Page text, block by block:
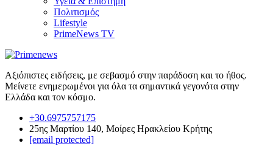
Πολιτισμός
Lifestyle
PrimeNews TV
Αξιόπιστες ειδήσεις, με σεβασμό στην παράδοση και το ήθος.
Μείνετε ενημερωμένοι για όλα τα σημαντικά γεγονότα στην
Ελλάδα και τον κόσμο.
+30.6975757175
25ης Μαρτίου 140, Μοίρες Ηρακλείου Κρήτης
[email protected]